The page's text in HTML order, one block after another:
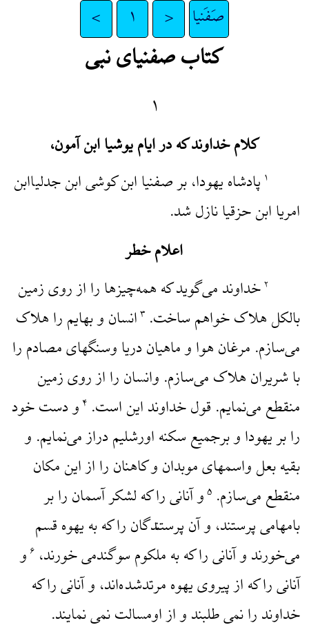
صَفَنیا < ۱ >
کتاب صفنیای نبی
۱
کلام خداوند که در ایام یوشیا ابن آمون،
۱ پادشاه یهودا، بر صفنیا ابن کوشی ابن جدلیاابن
امریا ابن حزقیا نازل شد.
اعلام خطر
۲خداوند می‌گوید که همه‌چیزها را از روی زمین
بالکل هلاک خواهم ساخت. ۳انسان و بهایم را هلاک
می‌سازم. مرغان هوا و ماهیان دریا وسنگهای مصادم را
با شریران هلاک می‌سازم. وانسان را از روی زمین
منقطع می‌نمایم. قول خداوند این است. ۴ و دست خود
را بر یهودا و برجمیع سکنه اورشلیم دراز می‌نمایم. و
بقیه بعل واسمهای موبدان و کاهنان را از این مکان
منقطع می‌سازم. ۵و آنانی را که لشکر آسمان را بر
بامهامی پرستند، و آن پرستندگان را که به یهوه قسم
می‌خورند و آنانی را که به ملکوم سوگندمی خورند، ۶ و
آنانی را که از پیروی یهوه مرتدشده‌اند، و آنانی را که
خداوند را نمی طلبند و از اومسالت نمی نمایند.